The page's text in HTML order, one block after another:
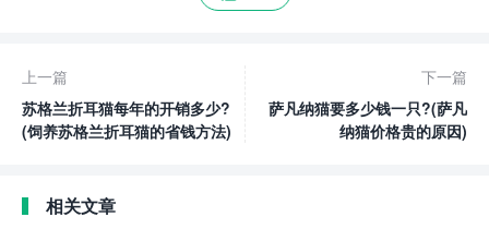
上一篇
苏格兰折耳猫每年的开销多少?
(饲养苏格兰折耳猫的省钱方法)
下一篇
萨凡纳猫要多少钱一只?(萨凡
纳猫价格贵的原因)
相关文章